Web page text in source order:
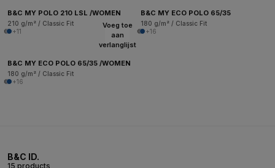
B&C MY POLO 210 LSL /WOMEN
210 g/m² / Classic Fit
+11
B&C MY ECO POLO 65/35
180 g/m² / Classic Fit
+16
Voeg toe
aan
verlanglijst
B&C MY ECO POLO 65/35 /WOMEN
180 g/m² / Classic Fit
+16
B&C ID.
15 products